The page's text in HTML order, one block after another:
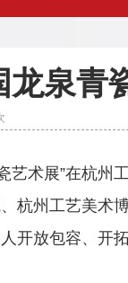
龙泉青
术展”在杭州
杭州工艺美术
开放包容、开